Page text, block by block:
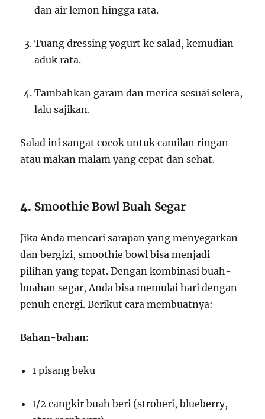
dan air lemon hingga rata.
Tuang dressing yogurt ke salad, kemudian
aduk rata.
Tambahkan garam dan merica sesuai selera,
lalu sajikan.
Salad ini sangat cocok untuk camilan ringan
atau makan malam yang cepat dan sehat.
4. Smoothie Bowl Buah Segar
Jika Anda mencari sarapan yang menyegarkan
dan bergizi, smoothie bowl bisa menjadi
pilihan yang tepat. Dengan kombinasi buah-
buahan segar, Anda bisa memulai hari dengan
penuh energi. Berikut cara membuatnya:
Bahan-bahan:
1 pisang beku
1/2 cangkir buah beri (stroberi, blueberry,